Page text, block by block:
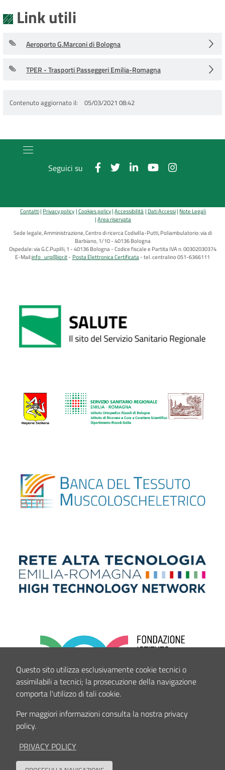
Link utili
Aeroporto G.Marconi di Bologna
TPER - Trasporti Passeggeri Emilia-Romagna
Contenuto aggiornato il 05/03/2021 08:42
Seguici su
Contatti Privacy policy Cookies policy Accessibilità Dati Accessi Note Legali
Area riservata
Sede legale, Amministrazione, Centro di ricerca Codivilla-Putti, Poliambulatorio: via di
Barbiano, 1/10 - 40136 Bologna
Ospedale: via G.C.Pupilli, 1 - 40136 Bologna - Codice fiscale e Partita IVA n. 00302030374
E-Mail:info_urp@ior.it Posta Elettronica Certificata tel. centralino 051-6366111
Questo sito utilizza esclusivamente cookie tecnici o
assimilabili a tecnici; la prosecuzione della navigazione
comporta l'utilizzo di tali cookie.
Per maggiori informazioni consulta la nostra privacy
policy.
PRIVACY POLICY